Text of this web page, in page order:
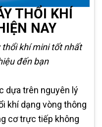
THỔI KHÍ
NAY
khí mini tốt nhất
đến bạn
dựa trên nguyên lý
khí dạng vòng thông
cơ trực tiếp không